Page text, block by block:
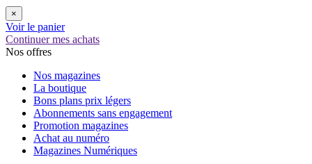
×
Voir le panier
Continuer mes achats
Nos offres
Nos magazines
La boutique
Bons plans prix légers
Abonnements sans engagement
Promotion magazines
Achat au numéro
Magazines Numériques